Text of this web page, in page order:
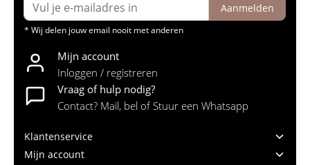
Aanmelden
* Wij delen jouw email nooit met anderen
Mijn account
Inloggen / registreren
Vraag of hulp nodig?
Contact? Mail, bel of Stuur een Whatsapp
Klantenservice
Mijn account